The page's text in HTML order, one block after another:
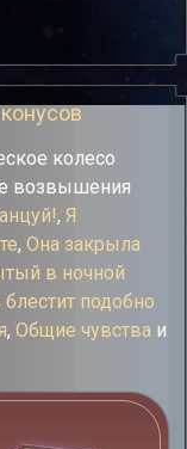
колесо
возвышения
, Я
, Она закрыла
в ночной
подобно
, Общие чувства и